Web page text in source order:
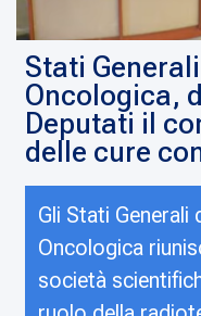
Stati
Oncologica,
Deputati il
delle cure
Gli Stati Generali
Oncologica
società